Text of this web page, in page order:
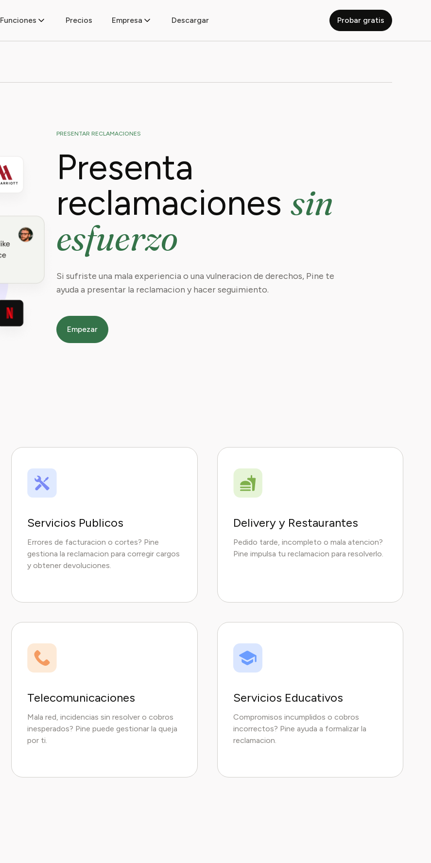
Funciones Precios Empresa Descargar Probar gratis
PRESENTAR RECLAMACIONES
Presenta
reclamaciones sin
esfuerzo
Si sufriste una mala experiencia o una vulneracion de derechos, Pine te
ayuda a presentar la reclamacion y hacer seguimiento.
Empezar
Servicios Publicos
Errores de facturacion o cortes? Pine
gestiona la reclamacion para corregir cargos
y obtener devoluciones.
Delivery y Restaurantes
Pedido tarde, incompleto o mala atencion?
Pine impulsa tu reclamacion para resolverlo.
Telecomunicaciones
Mala red, incidencias sin resolver o cobros
inesperados? Pine puede gestionar la queja
por ti.
Servicios Educativos
Compromisos incumplidos o cobros
incorrectos? Pine ayuda a formalizar la
reclamacion.